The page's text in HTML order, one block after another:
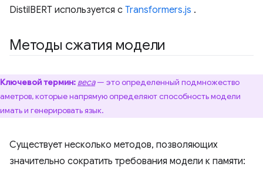
DistilBERT используется с Transformers.js .
Методы сжатия модели
Ключевой термин: веса— это определенный подмножество
которые напрямую определяют способность модели
и генерировать язык.
Существует несколько методов, позволяющих
значительно сократить требования модели к памяти: